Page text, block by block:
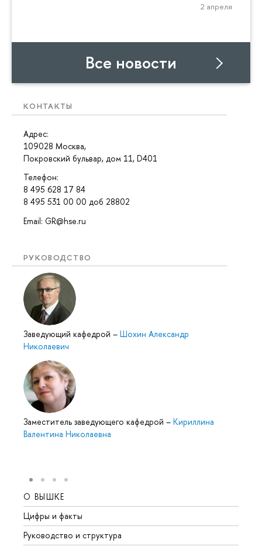
2 апреля
Все новости
КОНТАКТЫ
Адрес:
109028 Москва,
Покровский бульвар, дом 11, D401
Телефон:
8 495 628 17 84
8 495 531 00 00 доб 28802
Email: GR@hse.ru
РУКОВОДСТВО
Заведующий кафедрой – Шохин Александр
Николаевич
Заместитель заведующего кафедрой – Кириллина
Валентина Николаевна
О ВЫШКЕ
Цифры и факты
Руководство и структура